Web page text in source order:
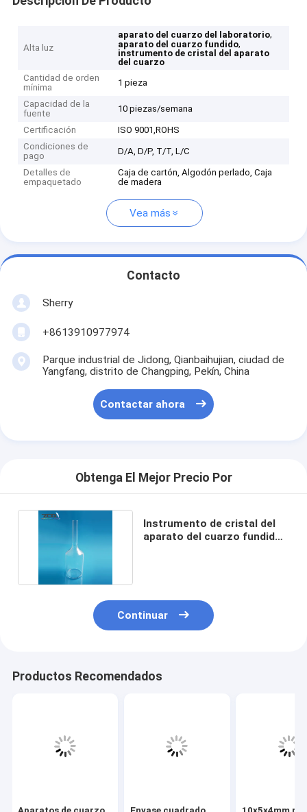
Alta luz
aparato del cuarzo del laboratorio,
aparato del cuarzo fundido,
instrumento de cristal del aparato
del cuarzo
Cantidad de orden
mínima
1 pieza
Capacidad de la
fuente
10 piezas/semana
Certificación
ISO 9001,ROHS
Condiciones de
pago
D/A, D/P, T/T, L/C
Detalles de
empaquetado
Caja de cartón, Algodón perlado, Caja
de madera
Vea más
Contacto
Sherry
+8613910977974
Parque industrial de Jidong, Qianbaihujian, ciudad de
Yangfang, distrito de Changping, Pekín, China
Contactar ahora
Obtenga El Mejor Precio Por
Instrumento de cristal del
aparato del cuarzo fundido
Continuar
Productos Recomendados